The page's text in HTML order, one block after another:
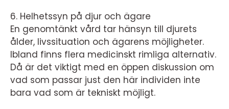
6. Helhetssyn på djur och ägare
En genomtänkt vård tar hänsyn till djurets
ålder, livssituation och ägarens möjligheter.
Ibland finns flera medicinskt rimliga alternativ.
Då är det viktigt med en öppen diskussion om
vad som passar just den här individen inte
bara vad som är tekniskt möjligt.